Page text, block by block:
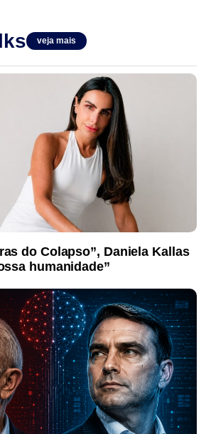
veja mais
do Colapso”, Daniela Kallas
humanidade”